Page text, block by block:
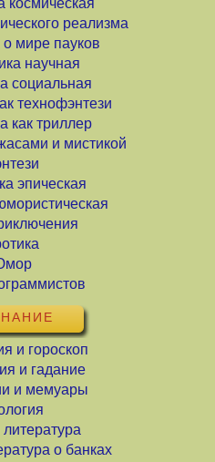
космическая
реализма
о мире пауков
научная
социальная
технофэнтези
как триллер
и мистикой
эпическая
и гороскоп
и гадание
и мемуары
о банках